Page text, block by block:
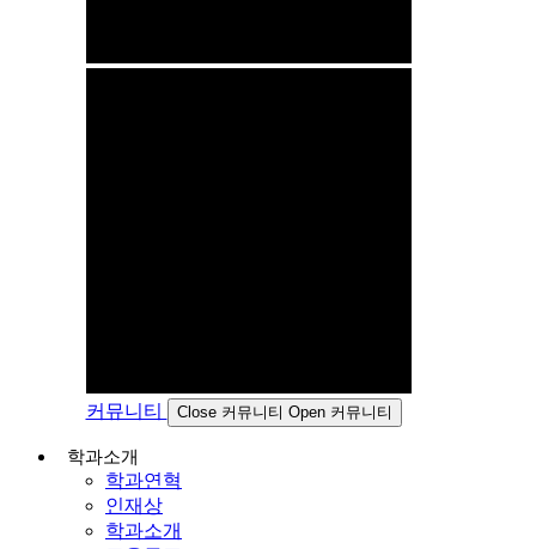
커뮤니티 Close 커뮤니티 Open 커뮤니티
학과소개
학과연혁
인재상
학과소개